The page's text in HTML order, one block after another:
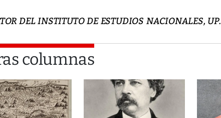
DEL INSTITUTO DE ESTUDIOS NACIONALES, UP.
columnas